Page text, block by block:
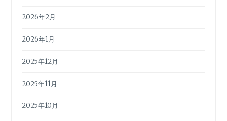
2026年2月
2026年1月
2025年12月
2025年11月
2025年10月